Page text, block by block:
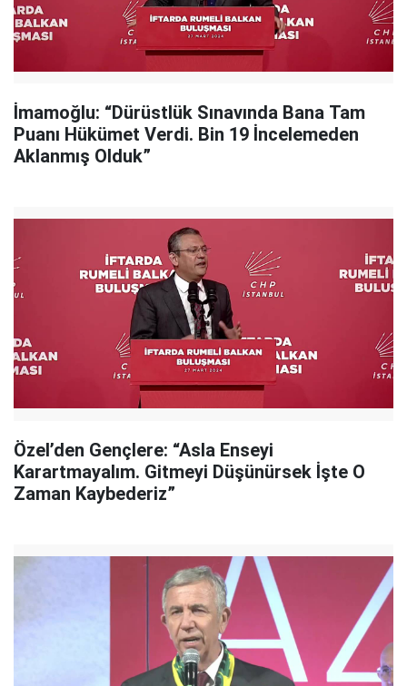
İmamoğlu: “Dürüstlük Sınavında Bana Tam
Puanı Hükümet Verdi. Bin 19 İncelemeden
Aklanmış Olduk”
Özel’den Gençlere: “Asla Enseyi
Karartmayalım. Gitmeyi Düşünürsek İşte O
Zaman Kaybederiz”